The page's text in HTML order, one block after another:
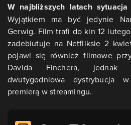
W najbliższych latach
Wyjątkiem ma być jedynie
Gerwig. Film trafi do kin 12
zadebiutuje na Netfliksie 2
pojawi się również filmowe
Davida Finchera,
dwutygodniowa dystrybucja
premierą w streamingu.